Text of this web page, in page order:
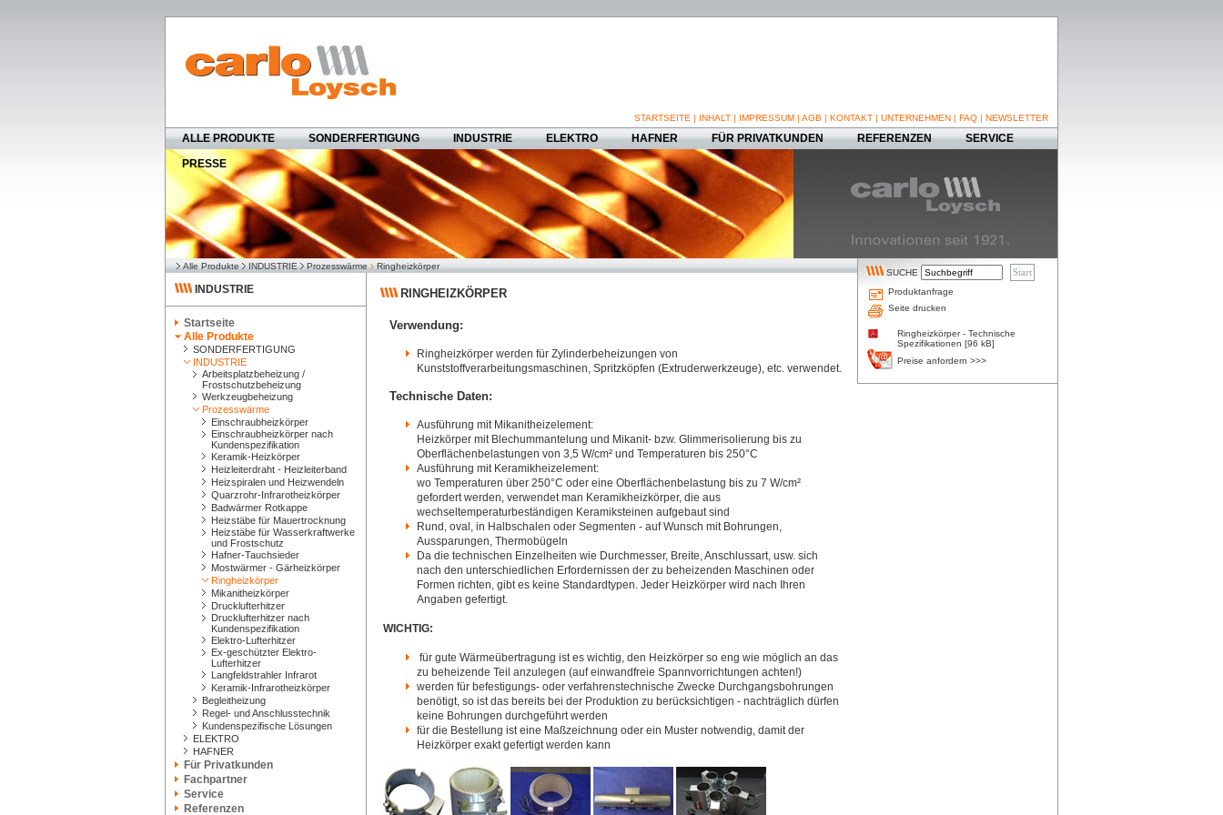
STARTSEITE | INHALT | IMPRESSUM | AGB | KONTAKT | UNTERNEHMEN | FAQ | NEWSLETTER
ALLE PRODUKTE SONDERFERTIGUNG INDUSTRIE ELEKTRO HAFNER FÜR PRIVATKUNDEN REFERENZEN
SERVICE
PRESSE
Alle Produkte INDUSTRIE Prozesswärme Ringheizkörper
INDUSTRIE
Startseite
Alle Produkte
SONDERFERTIGUNG
INDUSTRIE
Arbeitsplatzbeheizung /
Frostschutzbeheizung
Werkzeugbeheizung
Prozesswärme
Einschraubheizkörper
Einschraubheizkörper nach
Kundenspezifikation
Keramik-Heizkörper
Heizleiterdraht - Heizleiterband
Heizspiralen und Heizwendeln
Quarzrohr-Infrarotheizkörper
Badwärmer Rotkappe
Heizstäbe für Mauertrocknung
Heizstäbe für Wasserkraftwerke
und Frostschutz
Hafner-Tauchsieder
Mostwärmer - Gärheizkörper
Ringheizkörper
Mikanitheizkörper
Drucklufterhitzer
Drucklufterhitzer nach
Kundenspezifikation
Elektro-Lufterhitzer
Ex-geschützter Elektro-
Lufterhitzer
Langfeldstrahler Infrarot
Keramik-Infrarotheizkörper
Begleitheizung
Regel- und Anschlusstechnik
Kundenspezifische Lösungen
ELEKTRO
HAFNER
Für Privatkunden
Fachpartner
Service
Referenzen
RINGHEIZKÖRPER
Verwendung:
Ringheizkörper werden für Zylinderbeheizungen von
Kunststoffverarbeitungsmaschinen, Spritzköpfen (Extruderwerkzeuge), etc. verwendet.
Technische Daten:
Ausführung mit Mikanitheizelement:
Heizkörper mit Blechummantelung und Mikanit- bzw. Glimmerisolierung bis zu
Oberflächenbelastungen von 3,5 W/cm² und Temperaturen bis 250°C
Ausführung mit Keramikheizelement:
wo Temperaturen über 250°C oder eine Oberflächenbelastung bis zu 7 W/cm²
gefordert werden, verwendet man Keramikheizkörper, die aus
wechseltemperaturbeständigen Keramiksteinen aufgebaut sind
Rund, oval, in Halbschalen oder Segmenten - auf Wunsch mit Bohrungen,
Aussparungen, Thermobügeln
Da die technischen Einzelheiten wie Durchmesser, Breite, Anschlussart, usw. sich
nach den unterschiedlichen Erfordernissen der zu beheizenden Maschinen oder
Formen richten, gibt es keine Standardtypen. Jeder Heizkörper wird nach Ihren
Angaben gefertigt.
WICHTIG:
für gute Wärmeübertragung ist es wichtig, den Heizkörper so eng wie möglich an das
zu beheizende Teil anzulegen (auf einwandfreie Spannvorrichtungen achten!)
werden für befestigungs- oder verfahrenstechnische Zwecke Durchgangsbohrungen
benötigt, so ist das bereits bei der Produktion zu berücksichtigen - nachträglich dürfen
keine Bohrungen durchgeführt werden
für die Bestellung ist eine Maßzeichnung oder ein Muster notwendig, damit der
Heizkörper exakt gefertigt werden kann
SUCHE
Produktanfrage
Seite drucken
Ringheizkörper - Technische
Spezifikationen [96 kB]
Preise anfordern >>>